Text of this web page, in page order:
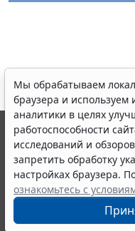
Мы обрабатываем
браузера и используем
аналитики в целях
работоспособности
исследований и
запретить обработку
настройках браузера.
ознакомьтесь с
© ООО "НПП "ГАРАНТ-
выпускается с 1990
являются участниками
информации ГАРАНТ.
Портал ГАРАНТ.РУ
издания Федеральной